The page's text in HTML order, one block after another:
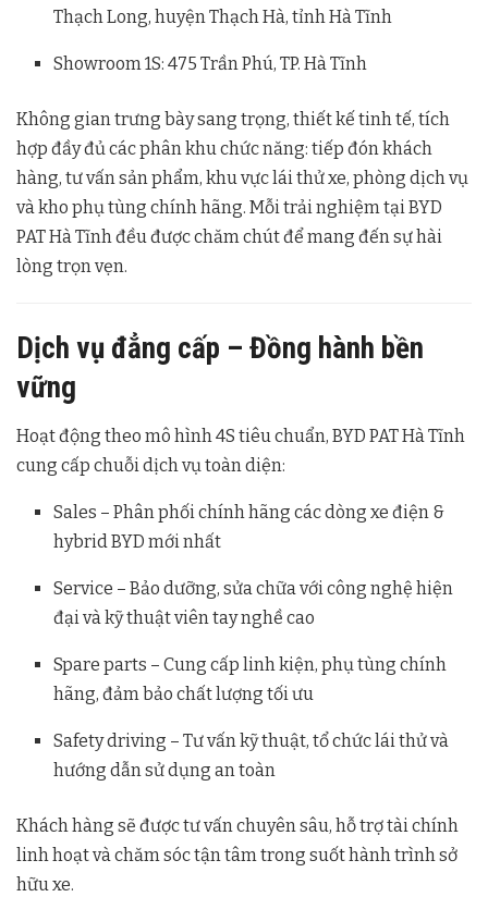
Thạch Long, huyện Thạch Hà, tỉnh Hà Tĩnh
Showroom 1S: 475 Trần Phú, TP. Hà Tĩnh
Không gian trưng bày sang trọng, thiết kế tinh tế, tích
hợp đầy đủ các phân khu chức năng: tiếp đón khách
hàng, tư vấn sản phẩm, khu vực lái thử xe, phòng dịch vụ
và kho phụ tùng chính hãng. Mỗi trải nghiệm tại BYD
PAT Hà Tĩnh đều được chăm chút để mang đến sự hài
lòng trọn vẹn.
Dịch vụ đẳng cấp – Đồng hành bền
vững
Hoạt động theo mô hình 4S tiêu chuẩn, BYD PAT Hà Tĩnh
cung cấp chuỗi dịch vụ toàn diện:
Sales – Phân phối chính hãng các dòng xe điện &
hybrid BYD mới nhất
Service – Bảo dưỡng, sửa chữa với công nghệ hiện
đại và kỹ thuật viên tay nghề cao
Spare parts – Cung cấp linh kiện, phụ tùng chính
hãng, đảm bảo chất lượng tối ưu
Safety driving – Tư vấn kỹ thuật, tổ chức lái thử và
hướng dẫn sử dụng an toàn
Khách hàng sẽ được tư vấn chuyên sâu, hỗ trợ tài chính
linh hoạt và chăm sóc tận tâm trong suốt hành trình sở
hữu xe.